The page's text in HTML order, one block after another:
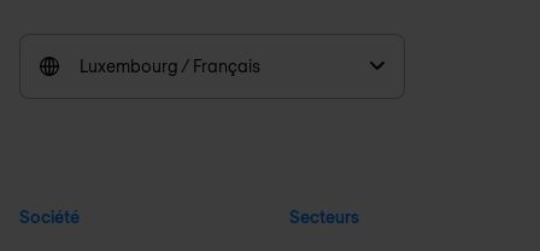
Luxembourg / Français
Société Secteurs